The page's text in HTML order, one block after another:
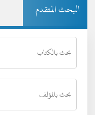
البحث المتقدم